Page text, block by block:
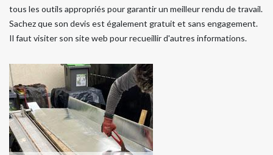
tous les outils appropriés pour garantir un meilleur rendu de travail.
Sachez que son devis est également gratuit et sans engagement.
Il faut visiter son site web pour recueillir d'autres informations.